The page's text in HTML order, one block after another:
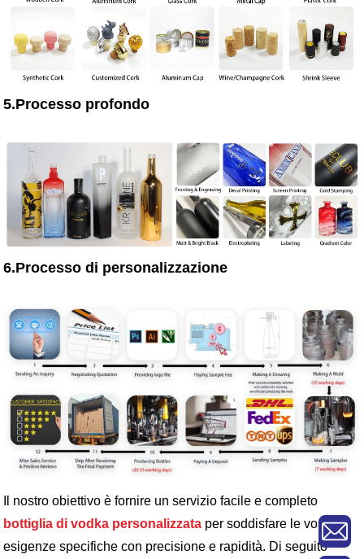
5.Processo profondo
6.Processo di personalizzazione
Il nostro obiettivo è fornire un servizio facile e completo
bottiglia di vodka personalizzata per soddisfare le vostre
esigenze specifiche con precisione e rapidità. Di seguito